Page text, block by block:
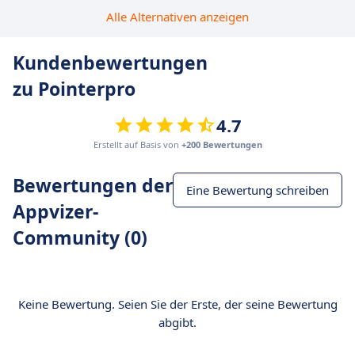
Alle Alternativen anzeigen
Kundenbewertungen
zu Pointerpro
4.7
Erstellt auf Basis von +200 Bewertungen
Bewertungen der
Appvizer-
Community (0)
Eine Bewertung schreiben
Keine Bewertung. Seien Sie der Erste, der seine Bewertung
abgibt.